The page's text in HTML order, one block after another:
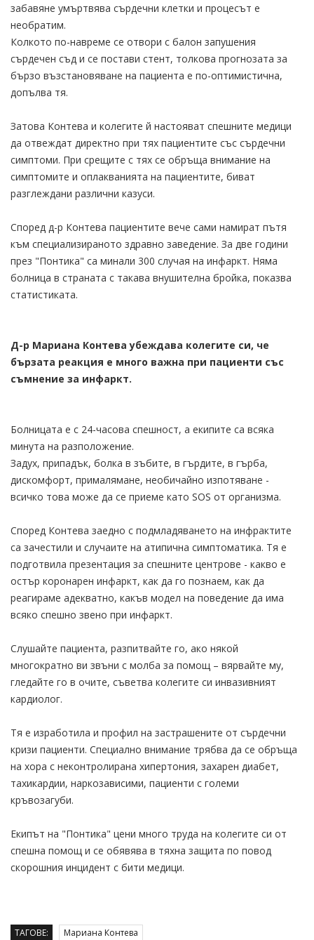
забавяне умъртвява сърдечни клетки и процесът е
необратим.
Колкото по-навреме се отвори с балон запушения
сърдечен съд и се постави стент, толкова прогнозата за
бързо възстановяване на пациента е по-оптимистична,
допълва тя.
Затова Контева и колегите й настояват спешните медици
да отвеждат директно при тях пациентите със сърдечни
симптоми. При срещите с тях се обръща внимание на
симптомите и оплакванията на пациентите, биват
разглеждани различни казуси.
Според д-р Контева пациентите вече сами намират пътя
към специализираното здравно заведение. За две години
през "Понтика" са минали 300 случая на инфаркт. Няма
болница в страната с такава внушителна бройка, показва
статистиката.
Д-р Мариана Контева убеждава колегите си, че
бързата реакция е много важна при пациенти със
съмнение за инфаркт.
Болницата е с 24-часова спешност, а екипите са всяка
минута на разположение.
Задух, припадък, болка в зъбите, в гърдите, в гърба,
дискомфорт, прималямане, необичайно изпотяване -
всичко това може да се приеме като SOS от организма.
Според Контева заедно с подмладяването на инфрактите
са зачестили и случаите на атипична симптоматика. Тя е
подготвила презентация за спешните центрове - какво е
остър коронарен инфаркт, как да го познаем, как да
реагираме адекватно, какъв модел на поведение да има
всяко спешно звено при инфаркт.
Слушайте пациента, разпитвайте го, ако някой
многократно ви звъни с молба за помощ – вярвайте му,
гледайте го в очите, съветва колегите си инвазивният
кардиолог.
Тя е изработила и профил на застрашените от сърдечни
кризи пациенти. Специално внимание трябва да се обръща
на хора с неконтролирана хипертония, захарен диабет,
тахикардии, наркозависими, пациенти с големи
кръвозагуби.
Екипът на "Понтика" цени много труда на колегите си от
спешна помощ и се обявява в тяхна защита по повод
скорошния инцидент с бити медици.
ТАГОВЕ: Мариана Контева